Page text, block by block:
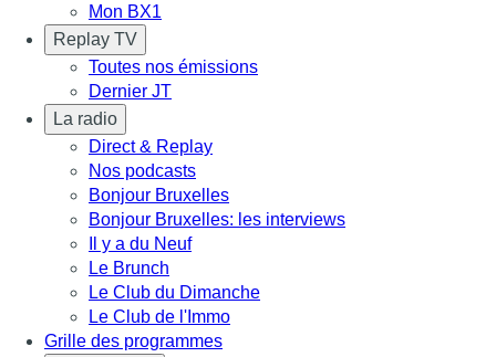
Mon BX1
Replay TV
Toutes nos émissions
Dernier JT
La radio
Direct & Replay
Nos podcasts
Bonjour Bruxelles
Bonjour Bruxelles: les interviews
Il y a du Neuf
Le Brunch
Le Club du Dimanche
Le Club de l'Immo
Grille des programmes